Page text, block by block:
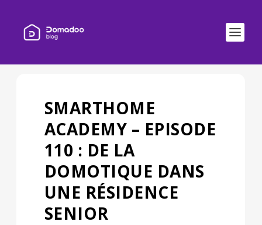
SMARTHOME
ACADEMY – EPISODE
110 : DE LA
DOMOTIQUE DANS
UNE RÉSIDENCE
SENIOR